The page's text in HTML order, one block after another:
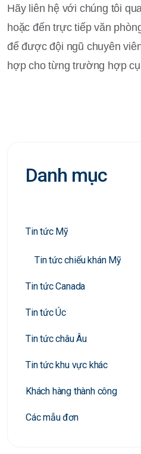
Danh mục
Tin tức Mỹ
Tin tức chiếu khán Mỹ
Tin tức Canada
Tin tức Úc
Tin tức châu Âu
Tin tức khu vực khác
Khách hàng thành công
Các mẫu đơn
Hãy liên hệ với chúng tôi
hoặc đến trực tiếp văn
để được đội ngũ chuyên
hợp cho từng trường hợp